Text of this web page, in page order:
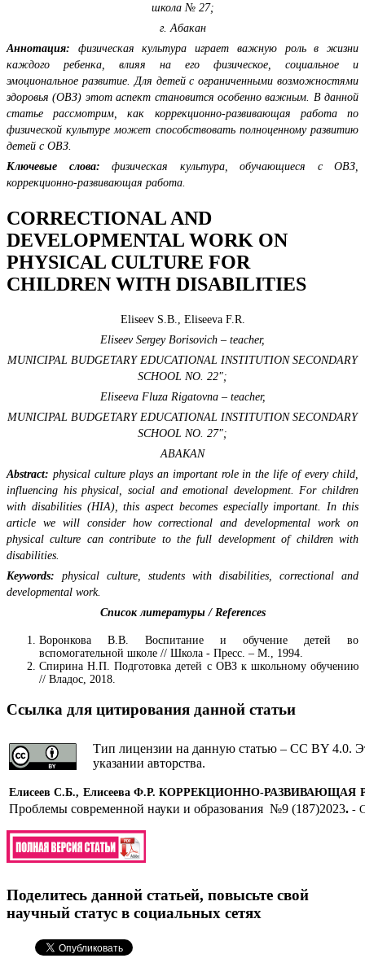
школа № 27;
г. Абакан
Аннотация: физическая культура играет важную роль в жизни
каждого ребенка, влияя на его физическое, социальное и
эмоциональное развитие. Для детей с ограниченными возможностями
здоровья (ОВЗ) этот аспект становится особенно важным. В данной
статье рассмотрим, как коррекционно-развивающая работа по
физической культуре может способствовать полноценному развитию
детей с ОВЗ.
Ключевые слова: физическая культура, обучающиеся с ОВЗ,
коррекционно-развивающая работа.
CORRECTIONAL AND
DEVELOPMENTAL WORK ON
PHYSICAL CULTURE FOR
CHILDREN WITH DISABILITIES
Eliseev S.B., Eliseeva F.R.
Eliseev Sergey Borisovich – teacher,
MUNICIPAL BUDGETARY EDUCATIONAL INSTITUTION SECONDARY
SCHOOL NO. 22";
Eliseeva Fluza Rigatovna – teacher,
MUNICIPAL BUDGETARY EDUCATIONAL INSTITUTION SECONDARY
SCHOOL NO. 27";
ABAKAN
Abstract: physical culture plays an important role in the life of every child,
influencing his physical, social and emotional development. For children
with disabilities (HIA), this aspect becomes especially important. In this
article we will consider how correctional and developmental work on
physical culture can contribute to the full development of children with
disabilities.
Keywords: physical culture, students with disabilities, correctional and
developmental work.
Список литературы / References
Воронкова В.В. Воспитание и обучение детей во
вспомогательной школе // Школа - Пресс. – М., 1994.
Спирина Н.П. Подготовка детей с ОВЗ к школьному обучению
// Владос, 2018.
Ссылка для цитирования данной статьи
Тип лицензии на данную статью – CC BY 4.0.
указании авторства.
Елисеев С.Б., Елисеева Ф.Р. КОРРЕКЦИОННО-
Проблемы современной науки и образования №9 (187)2023. -
Поделитесь данной статьей, повысьте свой
научный статус в социальных сетях